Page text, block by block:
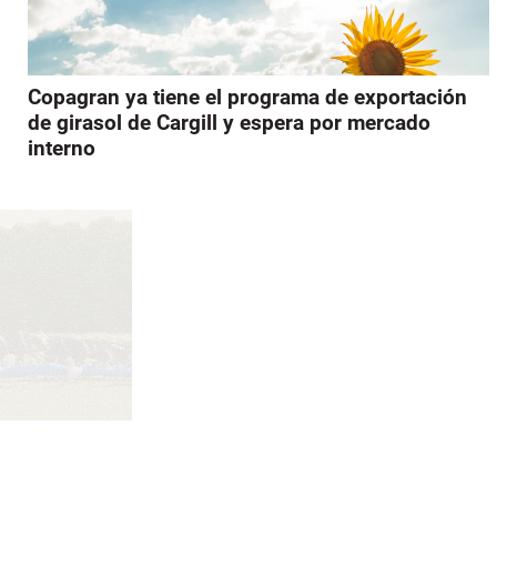
Copagran ya tiene el programa de exportación
de girasol de Cargill y espera por mercado
interno